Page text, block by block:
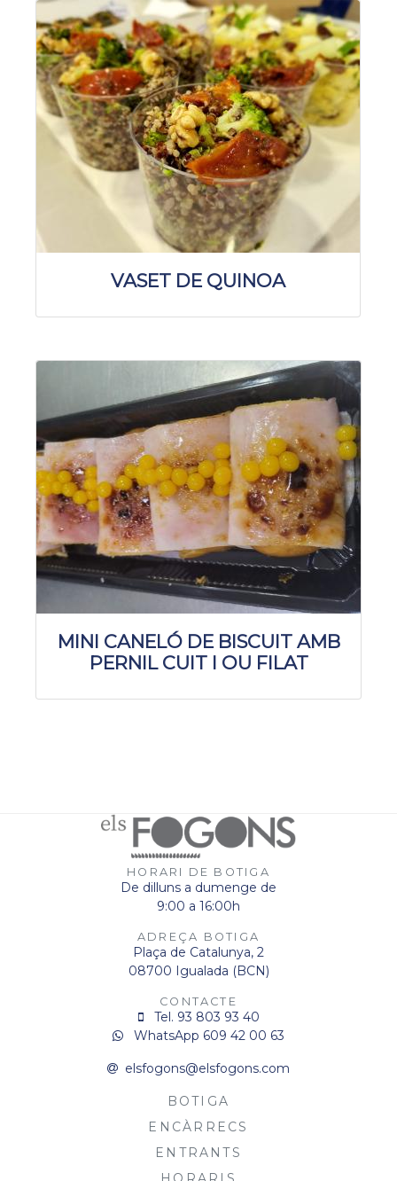
VASET DE QUINOA
MINI CANELÓ DE BISCUIT AMB
PERNIL CUIT I OU FILAT
HORARI DE BOTIGA
De dilluns a dumenge de
9:00 a 16:00h
ADREÇA BOTIGA
Plaça de Catalunya, 2
08700 Igualada (BCN)
CONTACTE
Tel. 93 803 93 40
WhatsApp 609 42 00 63
elsfogons@elsfogons.com
BOTIGA
ENCÀRRECS
ENTRANTS